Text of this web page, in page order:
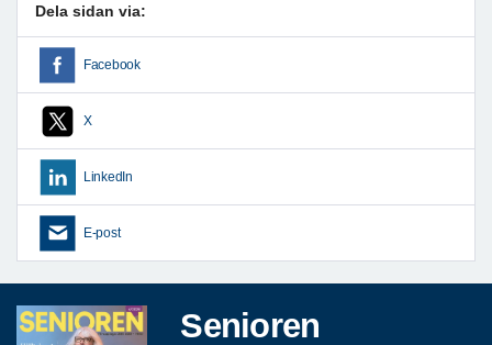
Dela sidan via:
Facebook
X
LinkedIn
E-post
Senioren